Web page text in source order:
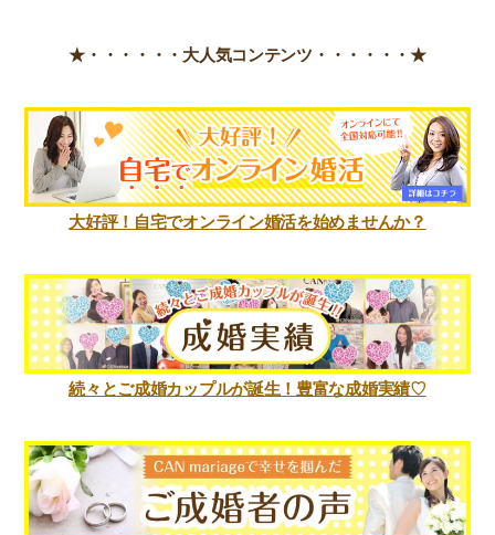
★・・・・・・ 大人気コンテンツ・・・・・・★
大好評！自宅でオンライン婚活を始めませんか？
続々とご成婚カップルが誕生！豊富な成婚実績♡